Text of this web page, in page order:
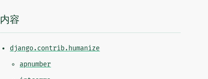
内容
django.contrib.humanize
apnumber